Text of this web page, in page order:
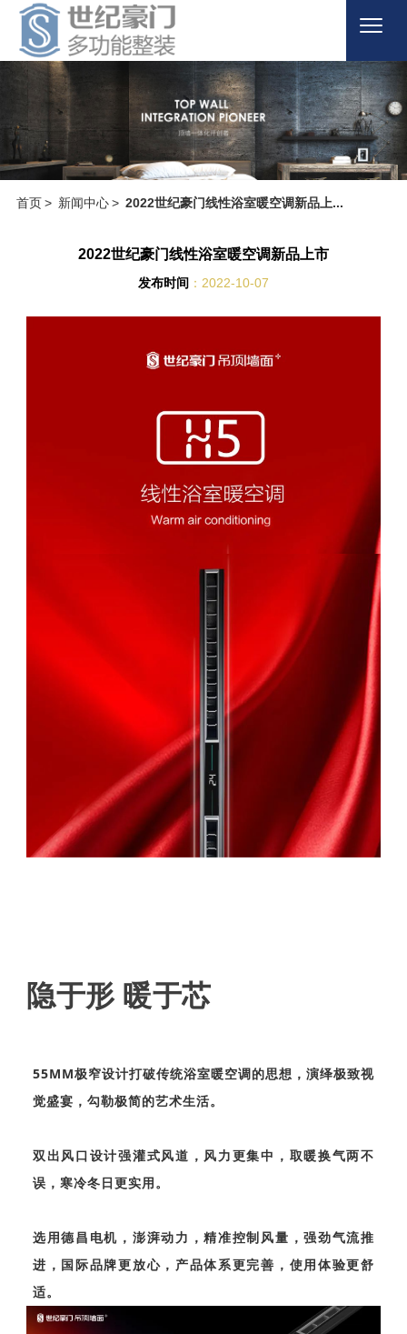
首页 

产品商城 
案例欣赏
新闻百科
首页 > 新闻中心 > 2022世纪豪门线性浴室暖空调新品上...
2022世纪豪门线性浴室暖空调新品上市
发布时间 ：2022-10-07
隐于形 暖于芯
55MM极窄设计打破传统浴室暖空调的思想，演绎极致视
觉盛宴，勾勒极简的艺术生活。
双出风口设计强灌式风道，风力更集中，取暖换气两不
误，寒冷冬日更实用。
选用德昌电机，澎湃动力，精准控制风量，强劲气流推
进，国际品牌更放心，产品体系更完善，使用体验更舒
适。